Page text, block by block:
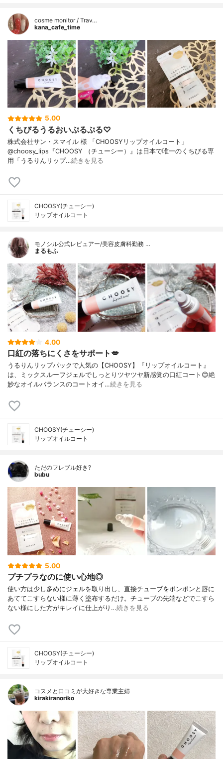
cosme monitor / Trav…
kana_cafe_time
5.00
くちびるうるおいぷるぷる♡
株式会社サン・スマイル 様 「CHOOSYリップオイルコート」
@choosy_lips『CHOOSY （チューシー）』は日本で唯一のくちびる専
用「うるりんリップ…続きを見る
CHOOSY(チューシー)
リップオイルコート
モノシル公式レビュアー/美容皮膚科勤務 …
まるもふ
4.00
口紅の落ちにくさをサポート💋
うるりんリップパックで人気の【CHOOSY】『リップオイルコート』
は、ミックスルーフジェルでしっとりツヤツヤ新感覚の口紅コート😊絶
妙なオイルバランスのコートオイ…続きを見る
CHOOSY(チューシー)
リップオイルコート
ただのフレブル好き?
bubu
5.00
プチプラなのに使い心地◎
使い方は少し多めにジェルを取り出し、直接チューブをポンポンと唇に
あててこすらない様に薄く塗布するだけ。チューブの先端などでこすら
ない様にした方がキレイに仕上がり…続きを見る
CHOOSY(チューシー)
リップオイルコート
コスメと口コミが大好きな専業主婦
kirakiranoriko